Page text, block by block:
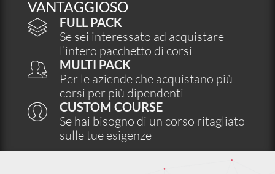
VANTAGGIOSO
FULL PACK
Se sei interessato ad acquistare
l’intero pacchetto di corsi
MULTI PACK
Per le aziende che acquistano più
corsi per più dipendenti
CUSTOM COURSE
Se hai bisogno di un corso ritagliato
sulle tue esigenze